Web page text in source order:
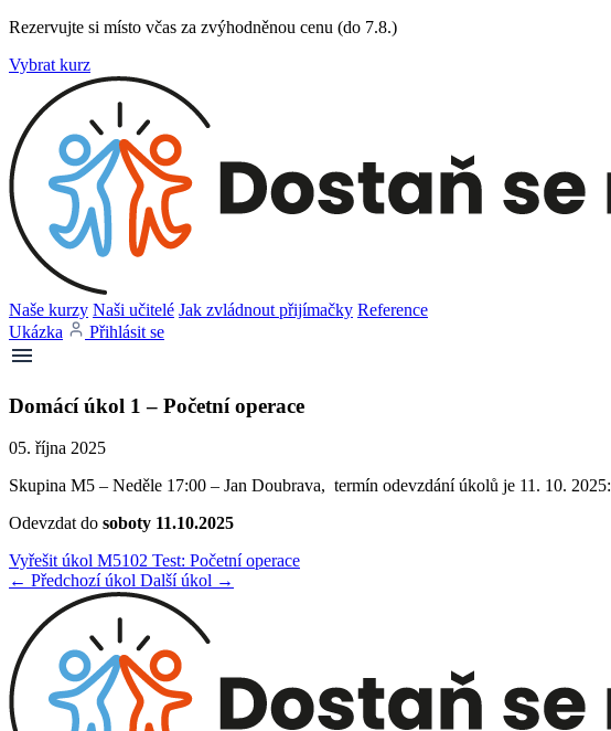
Rezervujte si místo včas za zvýhodněnou cenu (do 7.8.)
Vybrat kurz
Naše kurzy Naši učitelé Jak zvládnout přijímačky Reference
Ukázka
Přihlásit se
Domácí úkol 1 – Početní operace
05. října 2025
Skupina M5 – Neděle 17:00 – Jan Doubrava, termín odevzdání úkolů je 11. 10. 2025:
Odevzdat do soboty 11.10.2025
Vyřešit úkol M5102 Test: Početní operace
← Předchozí úkol Další úkol →